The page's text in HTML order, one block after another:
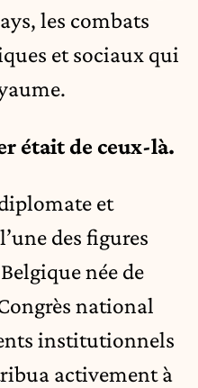
les combats
et sociaux qui
était de ceux-là.
et
des figures
née de
national
institutionnels
activement à